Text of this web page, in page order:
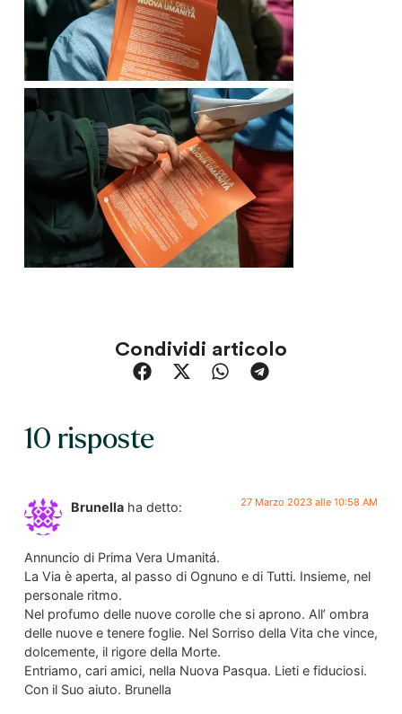
Condividi articolo
10 risposte
Brunella ha detto: 27 Marzo 2023 alle 10:58 AM
Annuncio di Prima Vera Umanitá.
La Via è aperta, al passo di Ognuno e di Tutti. Insieme, nel
personale ritmo.
Nel profumo delle nuove corolle che si aprono. All’ ombra
delle nuove e tenere foglie. Nel Sorriso della Vita che vince,
dolcemente, il rigore della Morte.
Entriamo, cari amici, nella Nuova Pasqua. Lieti e fiduciosi.
Con il Suo aiuto. Brunella